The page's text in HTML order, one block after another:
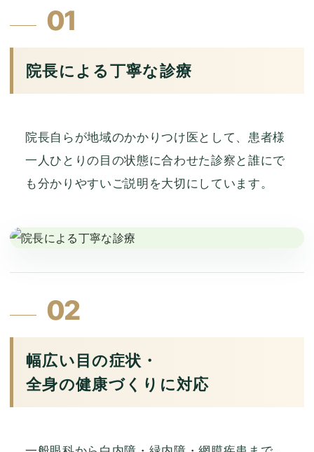
01
院長による丁寧な診療
院長自らが地域のかかりつけ医として、患者様
一人ひとりの目の状態に合わせた診察と誰にで
も分かりやすいご説明を大切にしています。
02
幅広い目の症状・
全身の健康づくりに対応